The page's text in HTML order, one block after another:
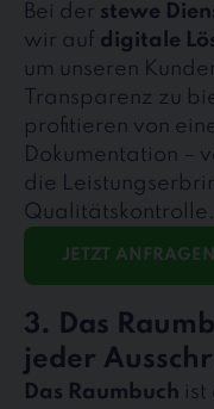
Bei der stewe
wir auf digitale
um unseren
Transparenz zu
profitieren von
Dokumentation –
die
Qualitätskontrolle.
JETZT ANFRAGEN
3. Das
jeder
Das Raumbuch ist